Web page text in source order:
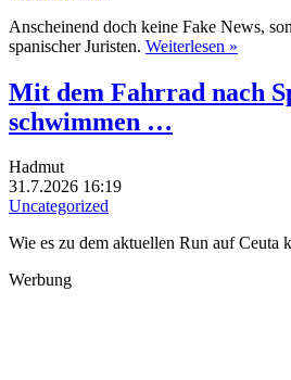
Anscheinend doch keine Fake News,
spanischer Juristen. Weiterlesen »
Mit dem Fahrrad nach
schwimmen …
Hadmut
31.7.2026 16:19
Uncategorized
Wie es zu dem aktuellen Run auf Ceuta
Werbung